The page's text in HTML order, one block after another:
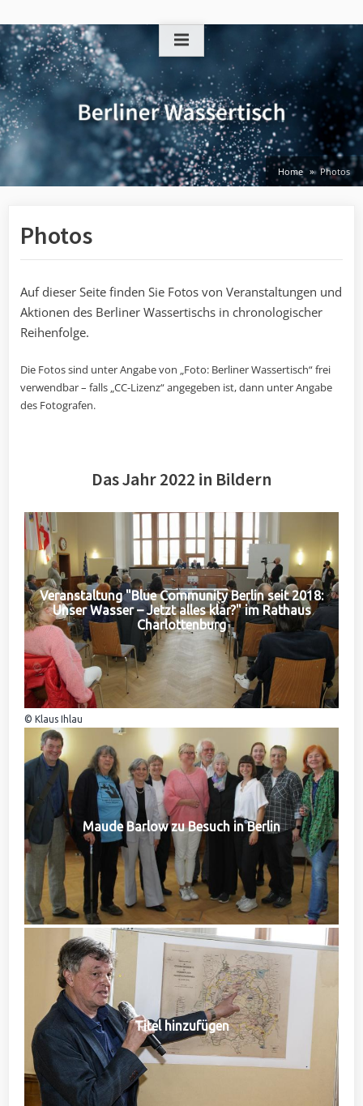
to
content
Home Photos
Photos
Auf dieser Seite finden Sie Fotos von Veranstaltungen und
Aktionen des Berliner Wassertischs in chronologischer
Reihenfolge.
Die Fotos sind unter Angabe von „Foto: Berliner Wassertisch“ frei
verwendbar – falls „CC-Lizenz“ angegeben ist, dann unter Angabe
des Fotografen.
Das Jahr 2022 in Bildern
Veranstaltung "Blue Community Berlin seit 2018:
Unser Wasser – Jetzt alles klar?" im Rathaus
Charlottenburg
© Klaus Ihlau
Maude Barlow zu Besuch in Berlin
Titel hinzufügen